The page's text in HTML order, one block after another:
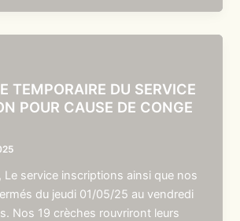
TEMPORAIRE DU SERVICE
POUR CAUSE DE CONGE
Le service inscriptions ainsi que nos
du jeudi 01/05/25 au vendredi
Nos 19 crèches rouvriront leurs